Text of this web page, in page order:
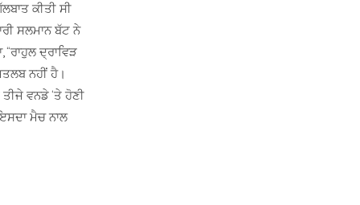
ਕੀਤੀ ਸੀ
ਸਲਮਾਨ ਬੱਟ ਨੇ
ਦ੍ਰਾਵਿੜ
ਨਹੀਂ ਹੈ।
ਵਨਡੇ ‘ਤੇ ਹੋਣੀ
ਮੈਚ ਨਾਲ